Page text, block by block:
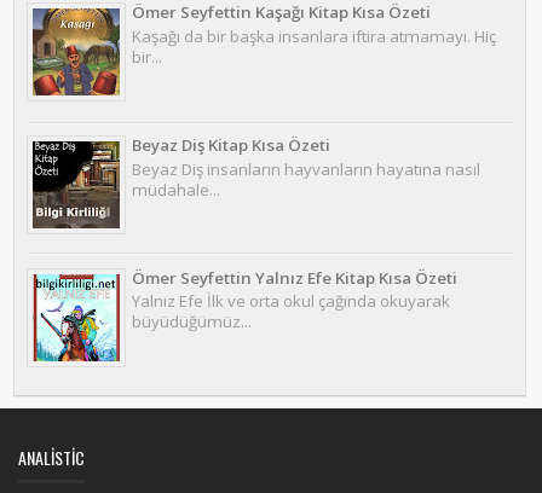
Ömer Seyfettin Kaşağı Kitap Kısa Özeti
Kaşağı da bir başka insanlara iftira atmamayı. Hiç
bir...
Beyaz Diş Kitap Kısa Özeti
Beyaz Diş insanların hayvanların hayatına nasıl
müdahale...
Ömer Seyfettin Yalnız Efe Kitap Kısa Özeti
Yalnız Efe İlk ve orta okul çağında okuyarak
büyüdüğümüz...
ANALISTIC